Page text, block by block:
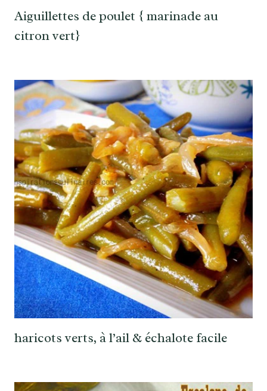
Aiguillettes de poulet { marinade au
citron vert}
haricots verts, à l’ail & échalote facile